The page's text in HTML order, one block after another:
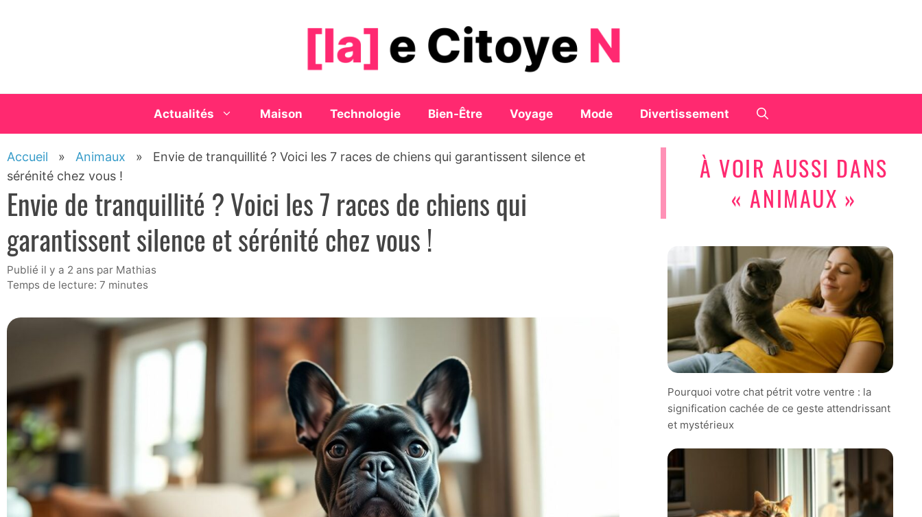
Actualités Maison Technologie Bien-Être Voyage Mode Divertissement
Accueil » Animaux » Envie de tranquillité ? Voici les 7 races de chiens qui garantissent silence et
sérénité chez vous !
Envie de tranquillité ? Voici les 7 races de chiens qui
garantissent silence et sérénité chez vous !
publié il y a 2 ans par Mathias
Temps de lecture: 7 minutes
À VOIR AUSSI DANS
« ANIMAUX »
Pourquoi votre chat pétrit votre ventre : la
signification cachée de ce geste attendrissant
et mystérieux